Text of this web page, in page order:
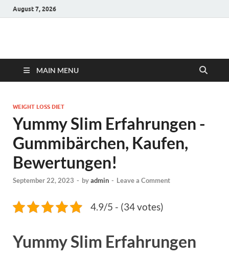
August 7, 2026
Hulk Supplements
MAIN MENU
WEIGHT LOSS DIET
Yummy Slim Erfahrungen -
Gummibärchen, Kaufen,
Bewertungen!
September 22, 2023 - byadmin - Leave a Comment
4.9/5 - (34 votes)
Yummy Slim Erfahrungen